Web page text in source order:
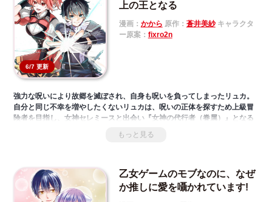
みかけられていた。「俺を覚えていないのか？ 何度も共に夜を過ごした
のに」「……もしかして、神サマ？」さらに、シャーレーンの身体は、な
ぜか８歳《シャルテ》になっていて……！ 『ハリボテ聖女』が蛇神様に溺
愛されながら新たな人生を歩き出すラブ・ファンタジー。
6/7 更新
上の王となる
漫画： かから 原作： 蒼井美紗キャラクタ
ー原案： fixro2n
強力な呪いにより故郷を滅ぼされ、自身も呪いを負ってしまったリュカ。
自分と同じ不幸を増やしたくないリュカは、呪いの正体を探すため上級冒
険者を目指し、女神セレミースと出会い『女神の代行者（眷属）』となる
女神の眷属となった少年が神々の謀略渦巻く世界を、仲間と共に駆け巡る
もっと見る
乙女ゲームのモブなのに、なぜ
か推しに愛を囁かれています!